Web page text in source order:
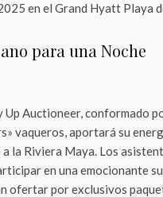
en el Grand Hyatt Playa
para una Noche
Up Auctioneer, conformado
vaqueros, aportará su
la Riviera Maya. Los
en una emocionante
ofertar por exclusivos